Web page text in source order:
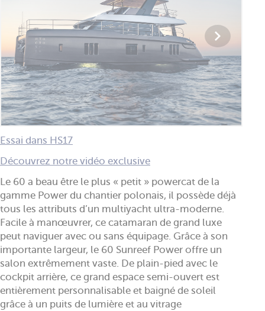
Essai dans HS17
Découvrez notre vidéo exclusive
Le 60 a beau être le plus « petit » powercat de la
gamme Power du chantier polonais, il possède déjà
tous les attributs d’un multiyacht ultra-moderne.
Facile à manœuvrer, ce catamaran de grand luxe
peut naviguer avec ou sans équipage. Grâce à son
importante largeur, le 60 Sunreef Power offre un
salon extrêmement vaste. De plain-pied avec le
cockpit arrière, ce grand espace semi-ouvert est
entièrement personnalisable et baigné de soleil
grâce à un puits de lumière et au vitrage